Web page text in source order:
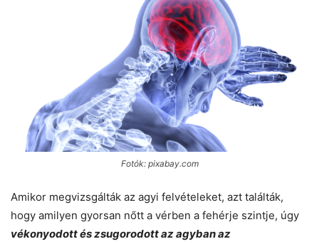
Fotók: pixabay.com
Amikor megvizsgálták az agyi felvételeket, azt találták,
hogy amilyen gyorsan nőtt a vérben a fehérje szintje, úgy
vékonyodott és zsugorodott az agyban az